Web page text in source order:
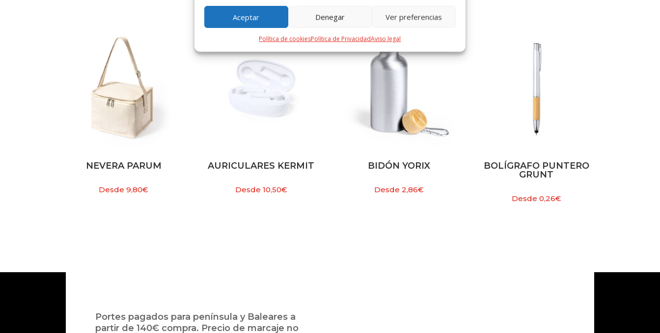
Aceptar Denegar Ver preferencias
Política de cookiesPolítica de PrivacidadAviso legal
PRODUCTOS RELACIONADOS
NEVERA PARUM
Desde9,80€
AURICULARES KERMIT
Desde 10,50€
BIDÓN YORIX
Desde 2,86€
BOLÍGRAFO PUNTERO
GRUNT
Desde 0,26€
Portes pagados para península y Baleares a
partir de 140€ compra. Precio de marcaje no